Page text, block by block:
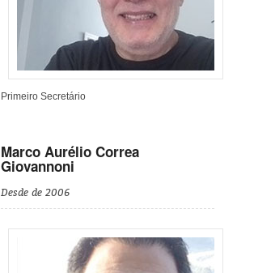
Primeiro Secretário
Marco Aurélio Correa
Giovannoni
Desde de 2006